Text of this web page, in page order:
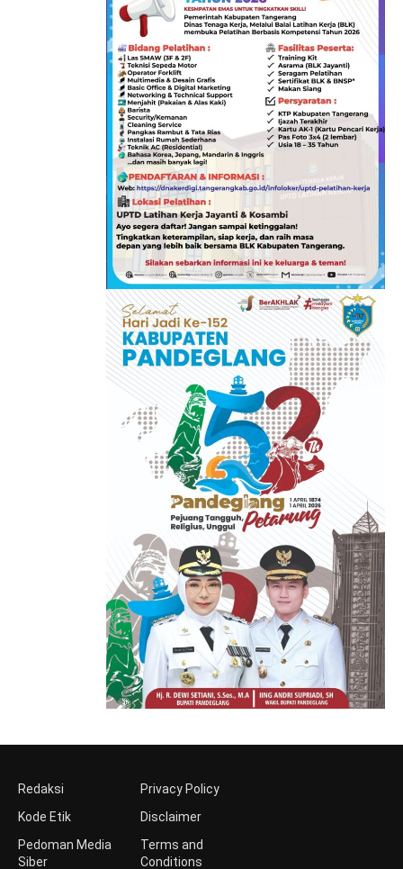
Redaksi
Kode Etik
Pedoman Media
Siber
Privacy Policy
Disclaimer
Terms and
Conditions